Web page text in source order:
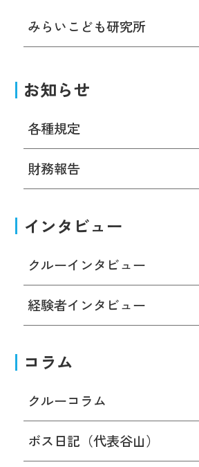
みらいこども研究所
お知らせ
各種規定
財務報告
インタビュー
クルーインタビュー
経験者インタビュー
コラム
クルーコラム
ボス日記（代表谷山）